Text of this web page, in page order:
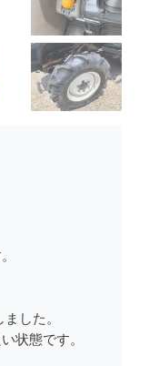
した。
状態です。